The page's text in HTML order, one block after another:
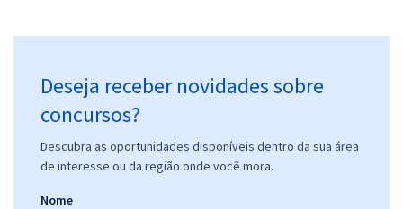
Deseja receber novidades sobre
concursos?
Descubra as oportunidades disponíveis dentro da sua área
de interesse ou da região onde você mora.
Nome